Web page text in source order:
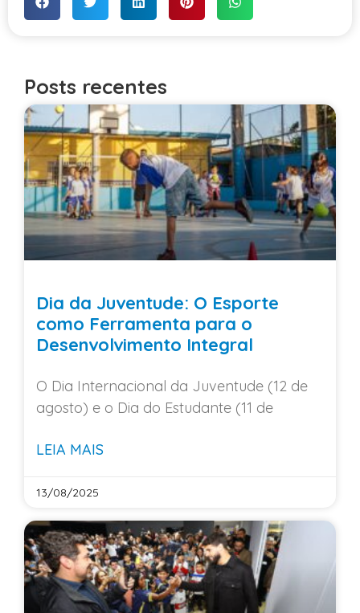
Posts recentes
Dia da Juventude: O Esporte
como Ferramenta para o
Desenvolvimento Integral
O Dia Internacional da Juventude (12 de
agosto) e o Dia do Estudante (11 de
LEIA MAIS
13/08/2025